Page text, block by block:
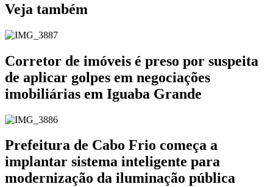
Veja também
Corretor de imóveis é preso por suspeita
de aplicar golpes em negociações
imobiliárias em Iguaba Grande
Prefeitura de Cabo Frio começa a
implantar sistema inteligente para
modernização da iluminação pública